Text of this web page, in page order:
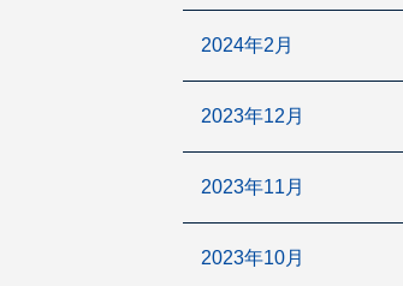
2024年2月
2023年12月
2023年11月
2023年10月